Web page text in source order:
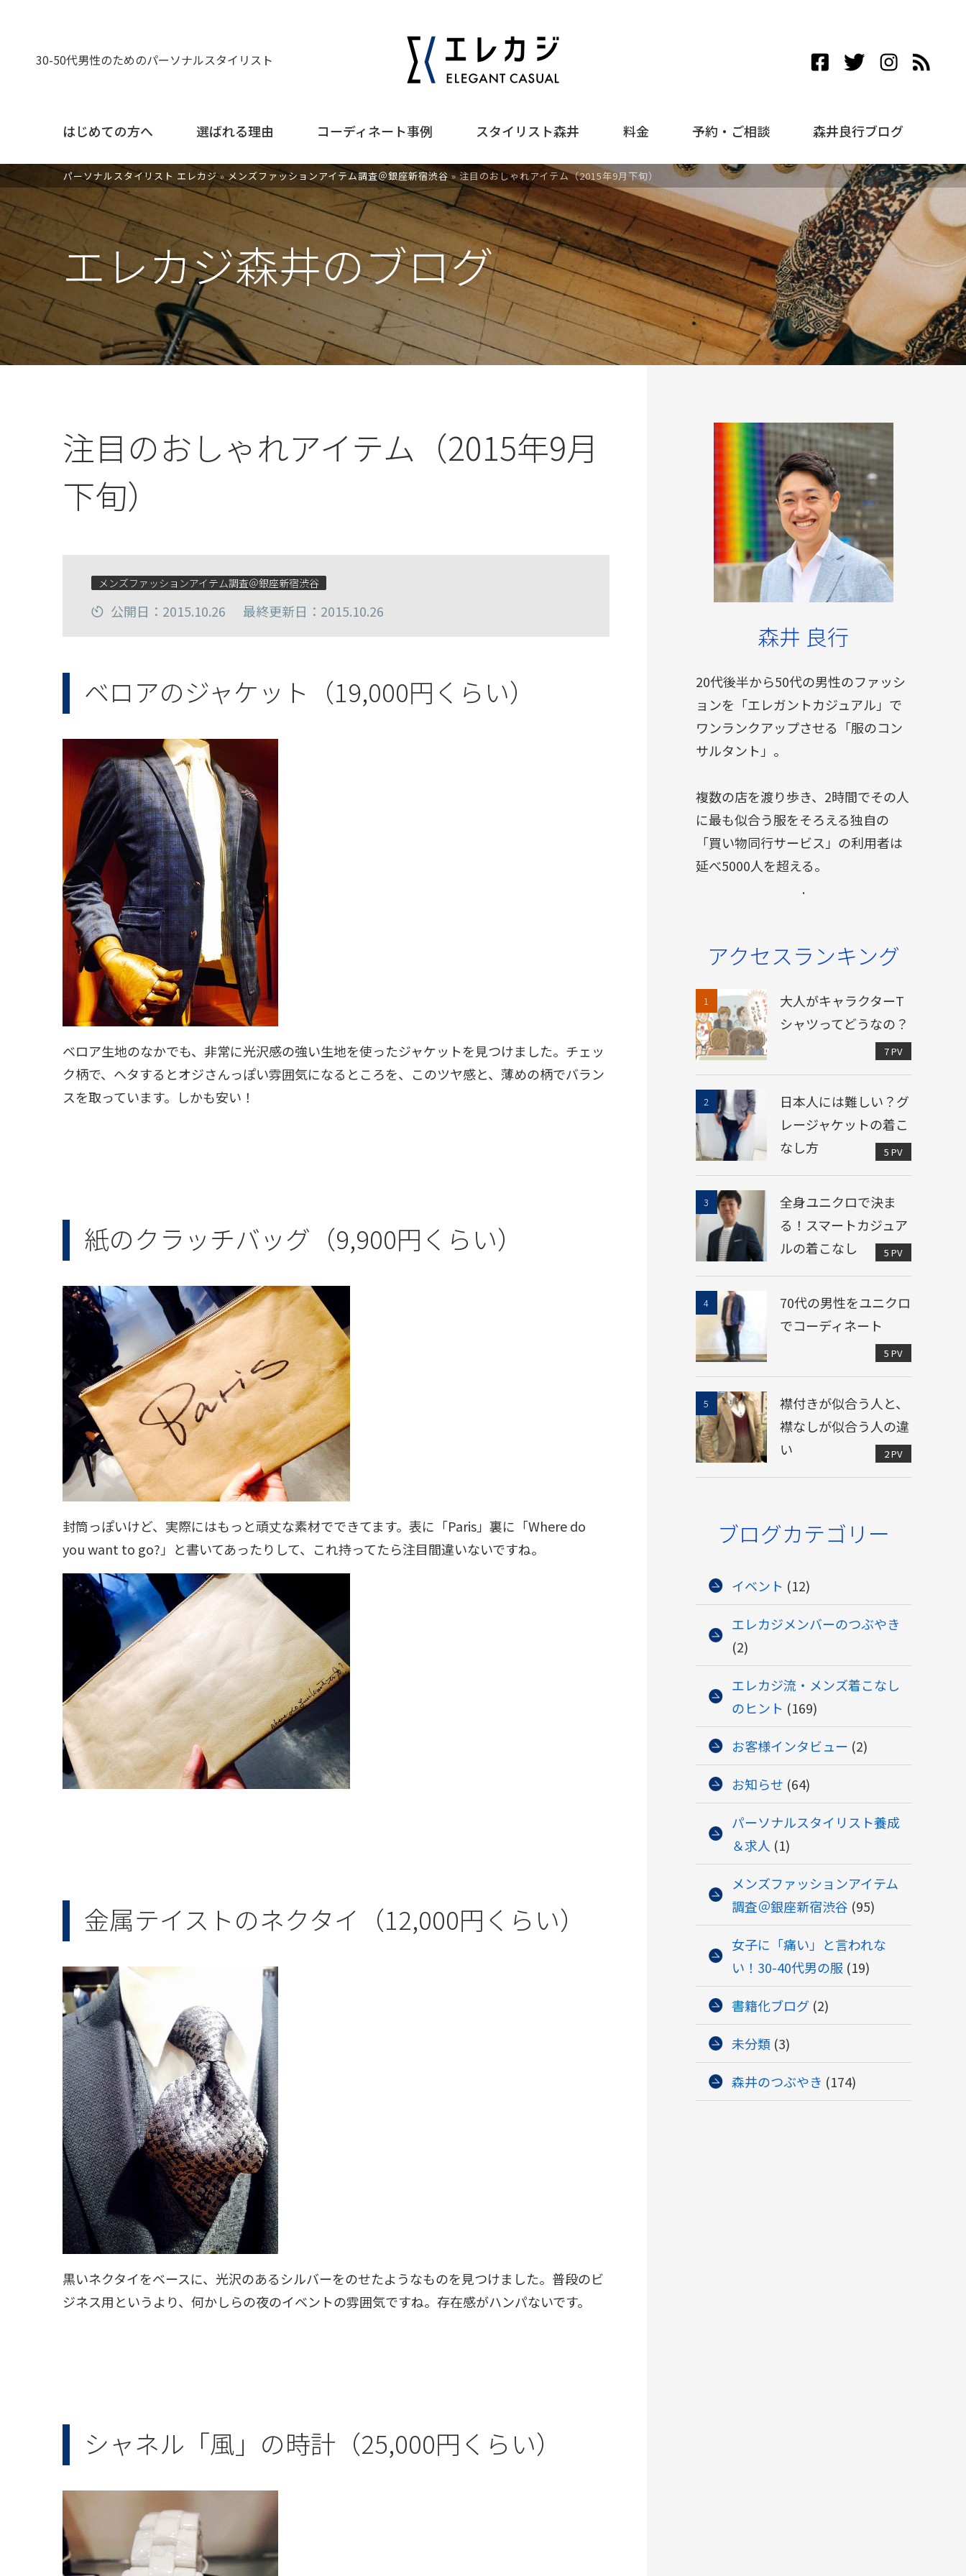
30-50代男性のためのパーソナルスタイリスト
はじめての方へ 選ばれる理由 コーディネート事例 スタイリスト森井 料金 予約・ご相談 森井良行ブログ
エレカジ森井のブログ
パーソナルスタイリスト エレカジ»メンズファッションアイテム調査＠銀座新宿渋谷»注目のおしゃれアイテム（2015年9月下旬）
注目のおしゃれアイテム（2015年9月
下旬）
メンズファッションアイテム調査＠銀座新宿渋谷
公開日：2015.10.26 最終更新日：2015.10.26
ベロアのジャケット（19,000円くらい）
ベロア生地のなかでも、非常に光沢感の強い生地を使ったジャケットを見つけました。チェッ
ク柄で、ヘタするとオジさんっぽい雰囲気になるところを、このツヤ感と、薄めの柄でバラン
スを取っています。しかも安い！
紙のクラッチバッグ（9,900円くらい）
封筒っぽいけど、実際にはもっと頑丈な素材でできてます。表に「Paris」裏に「Where do
you want to go?」と書いてあったりして、これ持ってたら注目間違いないですね。
金属テイストのネクタイ（12,000円くらい）
黒いネクタイをベースに、光沢のあるシルバーをのせたようなものを見つけました。普段のビ
ジネス用というより、何かしらの夜のイベントの雰囲気ですね。存在感がハンパないです。
シャネル「風」の時計（25,000円くらい）
森井 良行
20代後半から50代の男性のファッシ
ョンを「エレガントカジュアル」で
ワンランクアップさせる「服のコン
サルタント」。
複数の店を渡り歩き、2時間でその人
に最も似合う服をそろえる独自の
「買い物同行サービス」の利用者は
延べ5000人を超える。
.
アクセスランキング
大人がキャラクターT
シャツってどうなの？
7 PV
日本人には難しい？グ
レージャケットの着こ
なし方
5 PV
全身ユニクロで決ま
る！スマートカジュア
ルの着こなし
5 PV
70代の男性をユニクロ
でコーディネート
5 PV
襟付きが似合う人と、
襟なしが似合う人の違
い
2 PV
ブログカテゴリー
イベント (12)
エレカジメンバーのつぶやき
(2)
エレカジ流・メンズ着こなし
のヒント (169)
お客様インタビュー (2)
お知らせ (64)
パーソナルスタイリスト養成
＆求人 (1)
メンズファッションアイテム
調査＠銀座新宿渋谷 (95)
女子に「痛い」と言われな
い！30-40代男の服 (19)
書籍化ブログ (2)
未分類 (3)
森井のつぶやき (174)